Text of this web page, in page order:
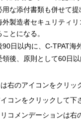
な添付書類も併せて提
製造者セキュリティ
とになる。
日以内に、C-TPAT
後、原則として60日
右のアイコンをクリッ
コンをクリックして下
コメンデーションは右